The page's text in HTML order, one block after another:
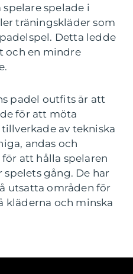
spelade i
träningskläder som
Detta ledde
och en mindre
padel outfits är att
för att möta
av tekniska
andas och
att hålla spelaren
gång. De har
utsatta områden för
kläderna och minska